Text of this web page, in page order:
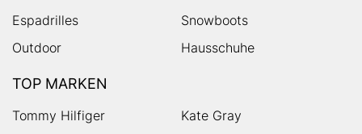
Espadrilles
Snowboots
Outdoor
Hausschuhe
TOP MARKEN
Tommy Hilfiger
Kate Gray